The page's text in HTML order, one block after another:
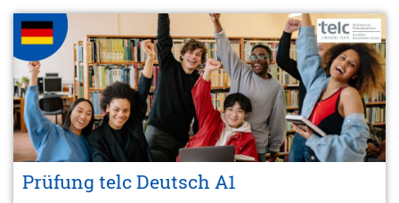
Prüfung telc Deutsch A1